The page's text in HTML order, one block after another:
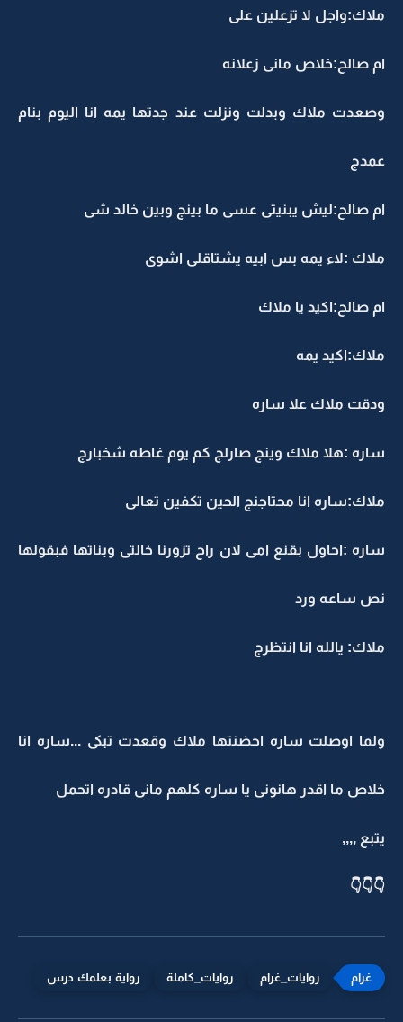
ملاك:واجل لا تزعلين على
ام صالح:خلاص مانى زعلانه
وصعدت ملاك وبدلت ونزلت عند جدتها يمه انا اليوم بنام
عمدج
ام صالح:ليش يبنيتى عسى ما بينج وبين خالد شى
ملاك :لاء يمه بس ابيه يشتاقلى اشوى
ام صالح:اكيد يا ملاك
ملاك:اكيد يمه
ودقت ملاك علا ساره
ساره :هلا ملاك وينج صارلج كم يوم غاطه شخبارج
ملاك:ساره انا محتاجنج الحين تكفين تعالى
ساره :احاول بقنع امى لان راح تزورنا خالتى وبناتها فبقولها
نص ساعه ورد
ملاك: يالله انا انتظرج
ولما اوصلت ساره احضنتها ملاك وقعدت تبكى ...ساره انا
خلاص ما اقدر هانونى يا ساره كلهم مانى قادره اتحمل
يتبع ,,,,
👇👇👇
روايات_غرام روايات_كاملة رواية بعلمك درس